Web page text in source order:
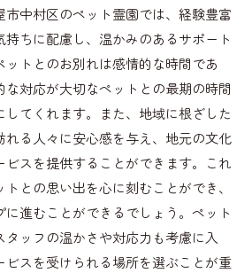
市中村区のペット霊園では、経験豊富
持ちに配慮し、温かみのあるサポート
ットとのお別れは感情的な時間であ
な対応が大切なペットとの最期の時間
してくれます。また、地域に根ざした
れる人々に安心感を与え、地元の文化
ビスを提供することができます。これ
との思い出を心に刻むことができ、
進むことができるでしょう。ペット
ッフの温かさや対応力も考慮に入
ビスを受けられる場所を選ぶことが重